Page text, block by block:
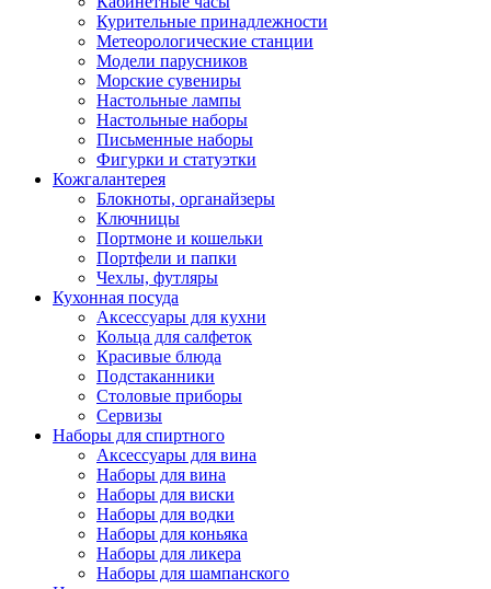
Курительные принадлежности
Метеорологические станции
Модели парусников
Морские сувениры
Настольные лампы
Настольные наборы
Письменные наборы
Фигурки и статуэтки
Кожгалантерея
Блокноты, органайзеры
Ключницы
Портмоне и кошельки
Портфели и папки
Чехлы, футляры
Кухонная посуда
Аксессуары для кухни
Кольца для салфеток
Красивые блюда
Подстаканники
Столовые приборы
Cервизы
Наборы для спиртного
Аксессуары для вина
Наборы для вина
Наборы для виски
Наборы для водки
Наборы для коньяка
Наборы для ликера
Наборы для шампанского